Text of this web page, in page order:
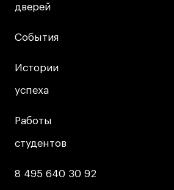
дверей
дверей
События
События
Истории
успеха
Истории
успеха
Работы
студентов
Работы
студентов
8 495 640 30 92
8 495 640 30 92